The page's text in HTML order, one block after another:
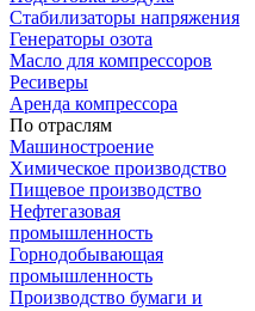
Стабилизаторы напряжения
Генераторы озота
Масло для компрессоров
Ресиверы
Аренда компрессора
По отраслям
Машиностроение
Химическое производство
Пищевое производство
Нефтегазовая
промышленность
Горнодобывающая
промышленность
Производство бумаги и